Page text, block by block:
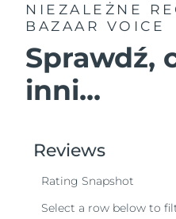
NIEZALEŻNE
BAZAAR VOICE
Sprawdź,
inni...